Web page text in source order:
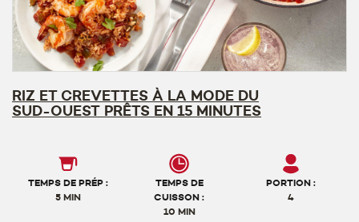
RIZ ET CREVETTES À LA MODE DU
SUD-OUEST PRÊTS EN 15 MINUTES
TEMPS DE PRÉP :
5 MIN
TEMPS DE
CUISSON :
10 MIN
PORTION :
4